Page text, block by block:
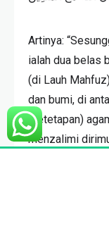
Artinya:
ialah dua belas
(di Lauh
dan bumi, di
(ketetapan)
menzalimi